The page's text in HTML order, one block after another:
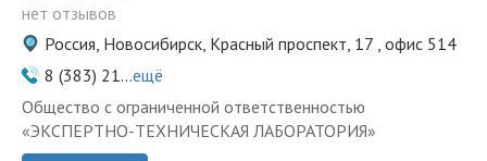
нет отзывов
Россия, Новосибирск, Красный проспект, 17 , офис 514
8 (383) 21...ещё
Общество с ограниченной ответственностью
«ЭКСПЕРТНО-ТЕХНИЧЕСКАЯ ЛАБОРАТОРИЯ»